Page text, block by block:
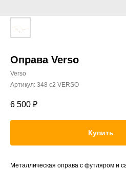
Оправа Verso
Verso
Артикул: 348 c2 VERSO
6 500 ₽
Купить
Металлическая оправа с футляром и